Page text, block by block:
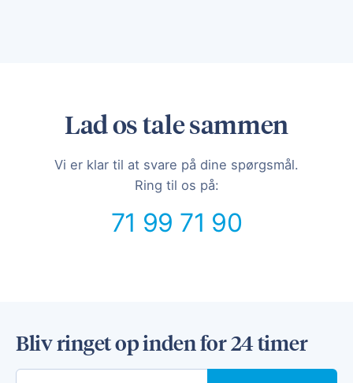
Lad os tale sammen
Vi er klar til at svare på dine spørgsmål.
Ring til os på:
71 99 71 90
Bliv ringet op inden for 24 timer